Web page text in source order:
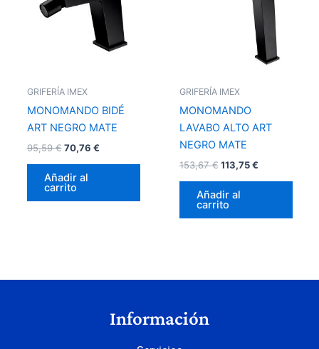
GRIFERÍA IMEX
MONOMANDO BIDÉ
ART NEGRO MATE
95,59€ 70,76 €
Añadir al
carrito
GRIFERÍA IMEX
MONOMANDO
LAVABO ALTO ART
NEGRO MATE
153,67€ 113,75€
Añadir al
carrito
Información